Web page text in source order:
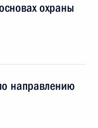
охраны
направлению